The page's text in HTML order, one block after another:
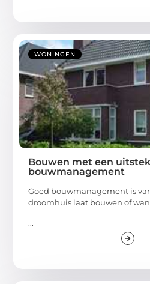
WONINGEN
Bouwen met een
bouwmanagement
Goed bouwmanagement is
droomhuis laat bouwen of
...